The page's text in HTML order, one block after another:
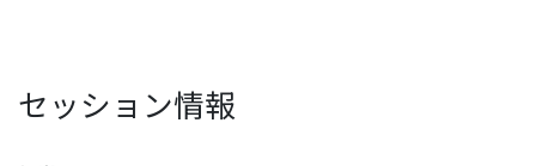
セッション情報